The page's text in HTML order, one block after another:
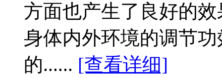
方面也产生了良好的
身体内外环境的调节
的...... [查看详细]